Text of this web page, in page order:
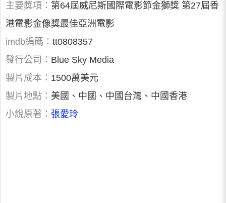
主要獎項： 第64屆威尼斯國際電影節金獅獎 第27屆香
港電影金像獎最佳亞洲電影
imdb編碼： tt0808357
發行公司： Blue Sky Media
製片成本： 1500萬美元
製片地點： 美國、中國、中國台灣、中國香港
小說原著： 張愛玲